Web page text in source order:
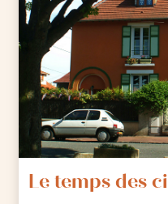
Le temps des